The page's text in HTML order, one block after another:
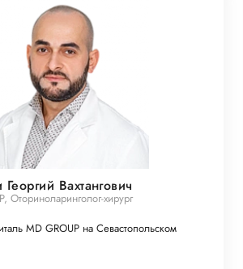
Вахтангович
хирург
MD GROUP на Севастопольском